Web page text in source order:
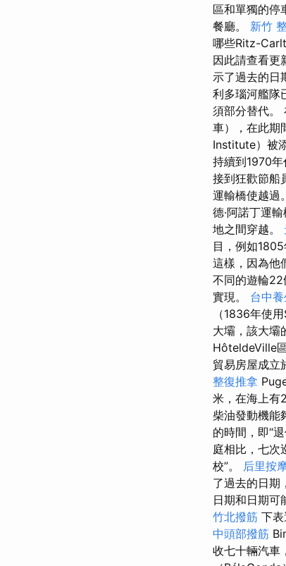
區和單獨的停
餐廳。 新竹
哪些Ritz-
因此請查看更
示了過去的日
利多瑙河艦隊
須部分替代。
車），在此期
Institute）被
持續到1970
接到狂歡節船
運輸橋使​​越過
德·阿諾丁運輸
地之間穿越。
目，例如
這樣，因為他
不同的遊輪22
實現。 台中
（1836年使
大壩，該大壩
HôteldeVille
貿易房屋成立
整復推拿
米，在海上有
柴油發動機能
的時間，即“
庭相比，七次
校”。 后里按
了過去的日期
日期和日期可
竹北撥筋 下
中頭部撥筋
收七十輛汽車